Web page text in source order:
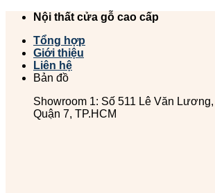
Chuyển
dung
Nội thất cửa gỗ cao cấp
Tổng hợp
Giới thiệu
Liên hệ
Bản đồ
Showroom 1: Số 511 Lê Văn
Quận 7, TP.HCM